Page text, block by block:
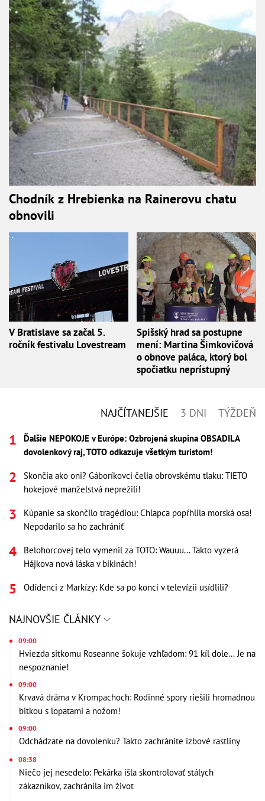
Chodník z Hrebienka na Rainerovu chatu
obnovili
V Bratislave sa začal 5.
ročník festivalu Lovestream
Spišský hrad sa postupne
mení: Martina Šimkovičová
o obnove paláca, ktorý bol
spočiatku neprístupný
NAJČÍTANEJŠIE 3 DNI TÝŽDEŇ
Ďalšie NEPOKOJE v Európe: Ozbrojená skupina OBSADILA
dovolenkový raj, TOTO odkazuje všetkým turistom!
Skončia ako oni? Gáboríkovci čelia obrovskému tlaku: TIETO
hokejové manželstvá neprežili!
Kúpanie sa skončilo tragédiou: Chlapca popŕhlila morská osa!
Nepodarilo sa ho zachrániť
Belohorcovej telo vymenil za TOTO: Wauuu... Takto vyzerá
Hájkova nová láska v bikinách!
Odídenci z Markízy: Kde sa po konci v televízii usídlili?
NAJNOVŠIE ČLÁNKY
09:00
Hviezda sitkomu Roseanne šokuje vzhľadom: 91 kíl dole... Je na
nespoznanie!
09:00
Krvavá dráma v Krompachoch: Rodinné spory riešili hromadnou
bitkou s lopatami a nožom!
09:00
Odchádzate na dovolenku? Takto zachránite izbové rastliny
08:38
Niečo jej nesedelo: Pekárka išla skontrolovať stálych
zákazníkov, zachránila im život